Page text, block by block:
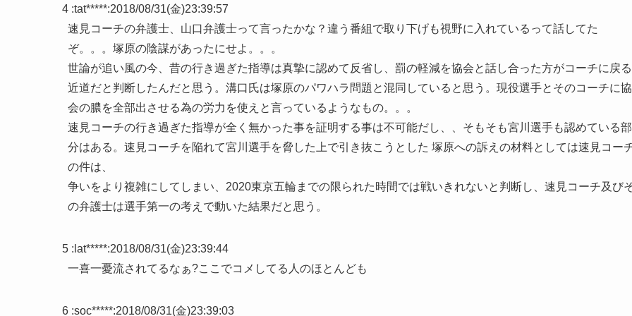
4 :tat*****:2018/08/31(金)23:39:57
速見コーチの弁護士、山口弁護士って言ったかな？違う番組で取り下げも視野に入れているって話してた
ぞ。。。塚原の陰謀があったにせよ。。。
世論が追い風の今、昔の行き過ぎた指導は真摯に認めて反省し、罰の軽減を協会と話し合った方がコーチに戻る
近道だと判断したんだと思う。溝口氏は塚原のパワハラ問題と混同していると思う。現役選手とそのコーチに協
会の膿を全部出させる為の労力を使えと言っているようなもの。。。
速見コーチの行き過ぎた指導が全く無かった事を証明する事は不可能だし、、そもそも宮川選手も認めている部
分はある。速見コーチを陥れて宮川選手を脅した上で引き抜こうとした 塚原への訴えの材料としては速見コー
の件は、
争いをより複雑にしてしまい、2020東京五輪までの限られた時間では戦いきれないと判断し、速見コーチ及び
の弁護士は選手第一の考えで動いた結果だと思う。
5 : lat*****:2018/08/31(金)23:39:44
一喜一憂流されてるなぁ?ここでコメしてる人のほとんども
6 :soc*****:2018/08/31(金)23:39:03